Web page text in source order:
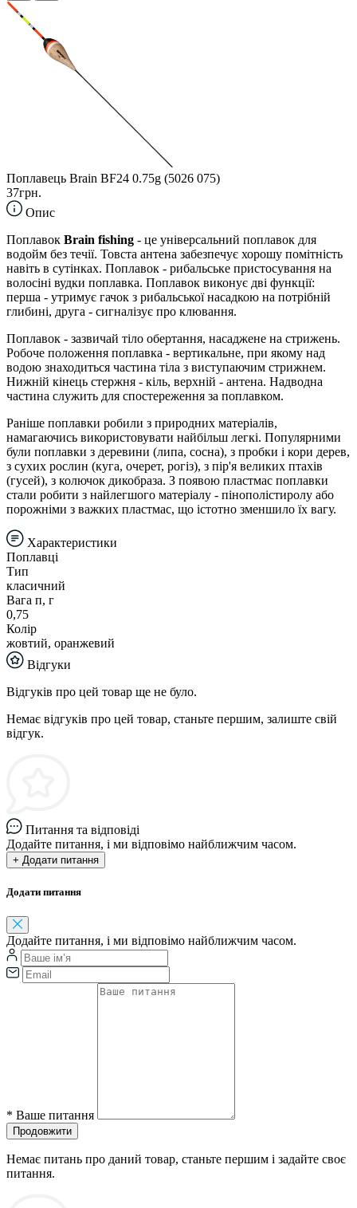
Поплавець Brain BF24 0.75g (5026 075)
37грн.
Опис
Поплавок Brain fishing - це універсальний поплавок для
водойм без течії. Товста антена забезпечує хорошу помітність
навіть в сутінках. Поплавок - рибальське пристосування на
волосіні вудки поплавка. Поплавок виконує дві функції:
перша - утримує гачок з рибальської насадкою на потрібній
глибині, друга - сигналізує про клювання.
Поплавок - зазвичай тіло обертання, насаджене на стрижень.
Робоче положення поплавка - вертикальне, при якому над
водою знаходиться частина тіла з виступаючим стрижнем.
Нижній кінець стержня - кіль, верхній - антена. Надводна
частина служить для спостереження за поплавком.
Раніше поплавки робили з природних матеріалів,
намагаючись використовувати найбільш легкі. Популярними
були поплавки з деревини (липа, сосна), з пробки і кори дерев,
з сухих рослин (куга, очерет, рогіз), з пір'я великих птахів
(гусей), з колючок дикобраза. З появою пластмас поплавки
стали робити з найлегшого матеріалу - пінополістиролу або
порожніми з важких пластмас, що істотно зменшило їх вагу.
Характеристики
Поплавці
Тип
класичний
Вага п, г
0,75
Колір
жовтий, оранжевий
Відгуки
Відгуків про цей товар ще не було.
Немає відгуків про цей товар, станьте першим, залиште свій
відгук.
Питання та відповіді
Додайте питання, і ми відповімо найближчим часом.
+ Додати питання
Додати питання
Додайте питання, і ми відповімо найближчим часом.
* Ваше питання
Продовжити
Немає питань про даний товар, станьте першим і задайте своє
питання.